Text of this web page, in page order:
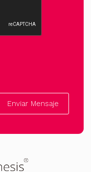
Enviar Mensaje